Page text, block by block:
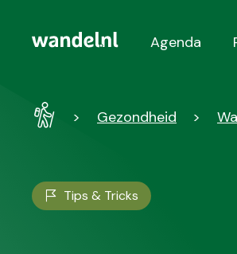
Agenda
WandelGezondheid
Tips & Tricks